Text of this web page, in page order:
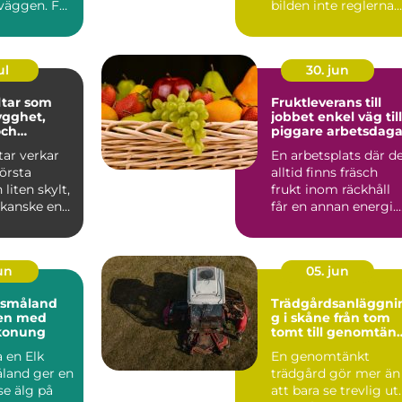
För
bilden inte reglerna
som
verkar
liten skylt,
en
30. jun
Fruktleverans till
jobbet enkel väg till
piggare
En arbetsplats där
alltid finns fräsch
frukt inom räckhåll
får en annan energi.
med
en Elk
ger en
älg på
05. jun
g i skåne från tom
tomt till
En genomtänkt
trädgård gör mer än
att bara se trevlig ut.